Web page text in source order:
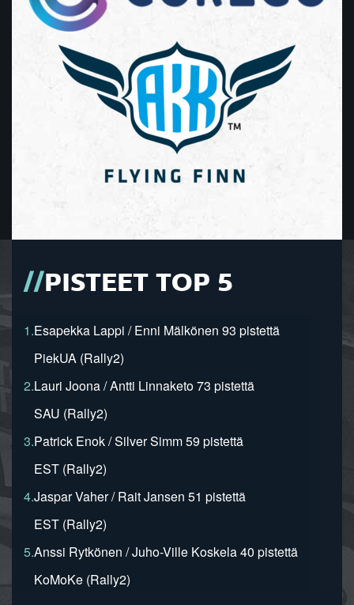
PISTEET TOP 5
1.Esapekka Lappi / Enni Mälkönen 93 pistettä
PiekUA (Rally2)
2.Lauri Joona / Antti Linnaketo 73 pistettä
SAU (Rally2)
3.Patrick Enok / Silver Simm 59 pistettä
EST (Rally2)
4.Jaspar Vaher / Rait Jansen 51 pistettä
EST (Rally2)
5.Anssi Rytkönen / Juho-Ville Koskela 40 pistettä
KoMoKe (Rally2)